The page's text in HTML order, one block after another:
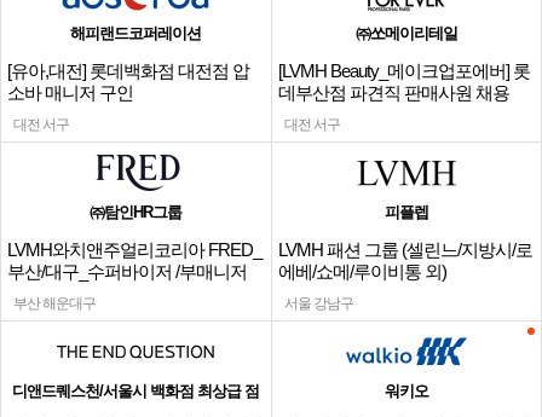
해피랜드코퍼레이션
[유아,대전] 롯데백화점 대전점 압
소바 매니저 구인
대전 서구
㈜쏘메이리테일
[LVMH Beauty_메이크업포에버] 롯
데부산점 파견직 판매사원 채용
대전 서구
㈜탐인HR그룹
LVMH와치앤주얼리코리아 FRED_
부산/대구_수퍼바이저 /부매니저
채용
부산 해운대구
피플렙
LVMH 패션 그룹 (셀린느/지방시/로
에베/쇼메/루이비통 외)
서울 강남구
디앤드퀘스천/서울시 백화점 최상급 점 워키오